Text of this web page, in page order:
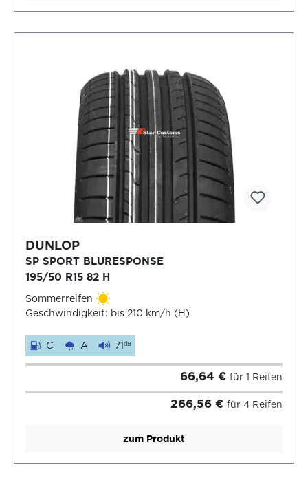
DUNLOP
SP SPORT BLURESPONSE
195/50 R15 82 H
Sommerreifen
Geschwindigkeit: bis 210 km/h (H)
C A 71dB
66,64 € für 1 Reifen
266,56 € für 4 Reifen
zum Produkt